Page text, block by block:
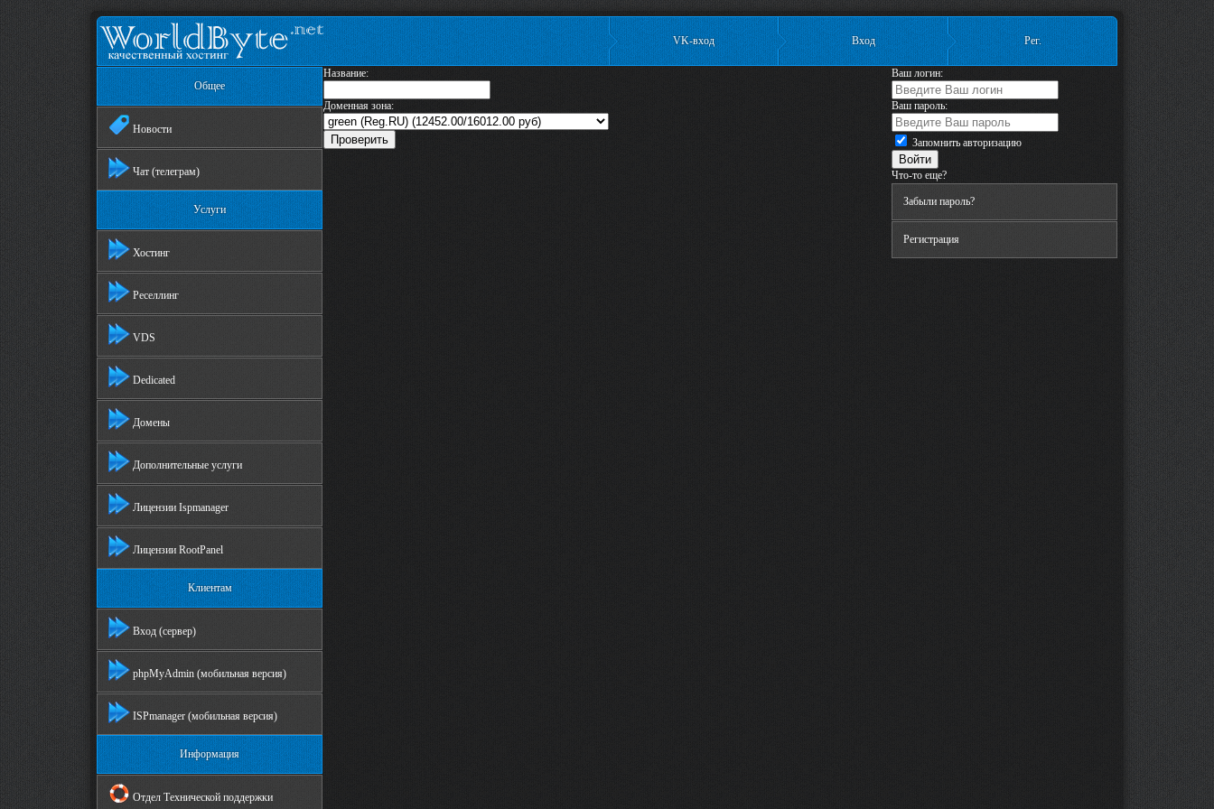
VK-вход Вход Рег.
Общее
Новости
Чат (телеграм)
Услуги
Хостинг
Реселлинг
VDS
Dedicated
Домены
Дополнительные услуги
Лицензии Ispmanager
Лицензии RootPanel
Клиентам
Вход (сервер)
phpMyAdmin (мобильная версия)
ISPmanager (мобильная версия)
Информация
Отдел Технической поддержки
Название:
Доменная зона:
Ваш логин:
Ваш пароль:
Запомнить авторизацию
Что-то еще?
Забыли пароль?
Регистрация